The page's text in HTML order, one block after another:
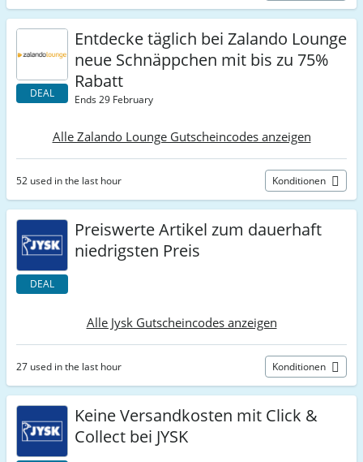
DEAL
Entdecke täglich bei Zalando Lounge
neue Schnäppchen mit bis zu 75%
Rabatt
Ends 29 February
Alle Zalando Lounge Gutscheincodes anzeigen
52 used in the last hour Konditionen
DEAL
Preiswerte Artikel zum dauerhaft
niedrigsten Preis
Alle Jysk Gutscheincodes anzeigen
27 used in the last hour Konditionen
Keine Versandkosten mit Click &
Collect bei JYSK